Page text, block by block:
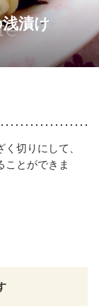
漬け
切りにして、
ことができま